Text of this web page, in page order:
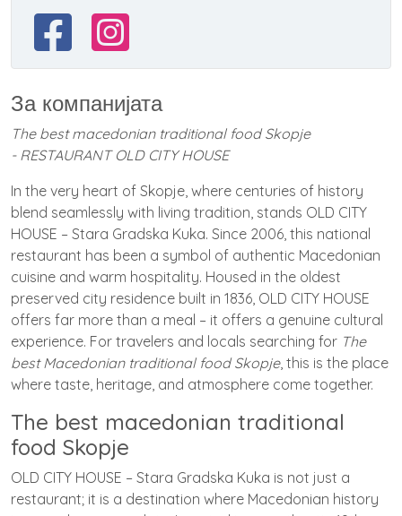
За компанијата
The best macedonian traditional food Skopje
- RESTAURANT OLD CITY HOUSE
In the very heart of Skopje, where centuries of history
blend seamlessly with living tradition, stands OLD CITY
HOUSE – Stara Gradska Kuka. Since 2006, this national
restaurant has been a symbol of authentic Macedonian
cuisine and warm hospitality. Housed in the oldest
preserved city residence built in 1836, OLD CITY HOUSE
offers far more than a meal – it offers a genuine cultural
experience. For travelers and locals searching for The
best Macedonian traditional food Skopje, this is the place
where taste, heritage, and atmosphere come together.
The best macedonian traditional
food Skopje
OLD CITY HOUSE – Stara Gradska Kuka is not just a
restaurant; it is a destination where Macedonian history